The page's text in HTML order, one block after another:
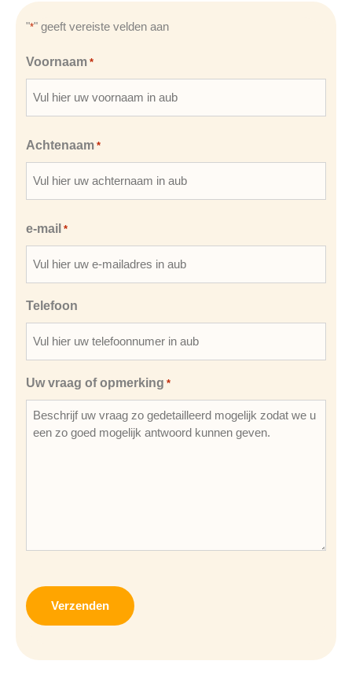
"*" geeft vereiste velden aan
Voornaam *
Achtenaam *
e-mail *
Telefoon
Uw vraag of opmerking *